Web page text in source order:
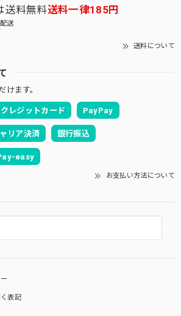
送料無料送料一律185円
送
送料について
けます。
クレジットカード PayPay
リア決済 銀行振込
easy
お支払い方法について
表記